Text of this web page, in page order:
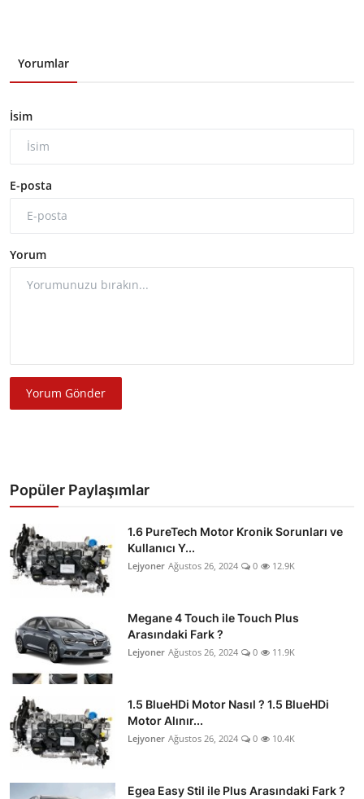
Yorumlar
İsim
E-posta
Yorum
Yorum Gönder
Popüler Paylaşımlar
1.6 PureTech Motor Kronik Sorunları ve
Kullanıcı Y...
Lejyoner Ağustos 26, 2024 0 12.9K
Megane 4 Touch ile Touch Plus
Arasındaki Fark ?
Lejyoner Ağustos 26, 2024 0 11.9K
1.5 BlueHDi Motor Nasıl ? 1.5 BlueHDi
Motor Alınır...
Lejyoner Ağustos 26, 2024 0 10.4K
Egea Easy Stil ile Plus Arasındaki Fark ?